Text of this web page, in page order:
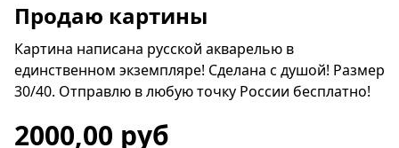
Продаю картины
Картина написана русской акварелью в
единственном экземпляре! Сделана с душой! Размер
30/40. Отправлю в любую точку России бесплатно!
2000,00 руб